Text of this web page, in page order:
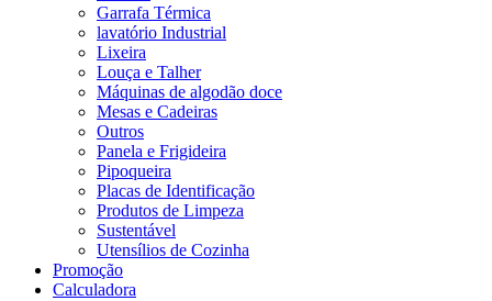
Garrafa Térmica
lavatório Industrial
Lixeira
Louça e Talher
Máquinas de algodão doce
Mesas e Cadeiras
Outros
Panela e Frigideira
Pipoqueira
Placas de Identificação
Produtos de Limpeza
Sustentável
Utensílios de Cozinha
Promoção
Calculadora